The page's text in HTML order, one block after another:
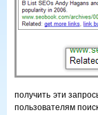
получить эти
пользователям